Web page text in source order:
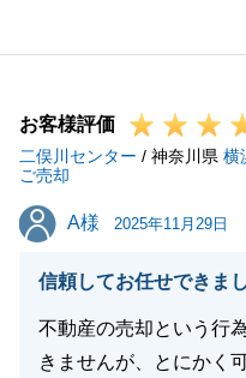
り、大変スムーズなお
是非、素敵なご自宅を
お客様評価
二俣川センター / 神奈川県 横
ご売却
A様
A様 2025年11月29日
信頼してお任せできま
不動産の売却という行
きませんが、とにかく